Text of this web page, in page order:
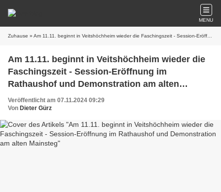
MENU
Zuhause » Am 11.11. beginnt in Veitshöchheim wieder die Faschingszeit - Session-Eröffnung im Rathaushof und Demonstration am alten Mainsteg
Am 11.11. beginnt in Veitshöchheim wieder die
Faschingszeit - Session-Eröffnung im
Rathaushof und Demonstration am alten
Mainsteg
Veröffentlicht am 07.11.2024 09:29
Von Dieter Gürz